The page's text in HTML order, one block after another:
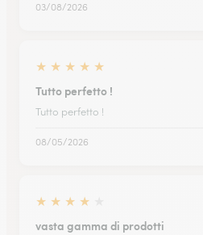
03/08/2026
★ ★ ★ ★ ★
Tutto perfetto !
Tutto perfetto !
08/05/2026
★ ★ ★ ★
vasta gamma di prodotti